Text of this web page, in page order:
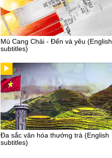
Mù Cang Chải - Đến và yêu (English
subtitles)
Đa sắc văn hóa thưởng trà (English
subtitles)